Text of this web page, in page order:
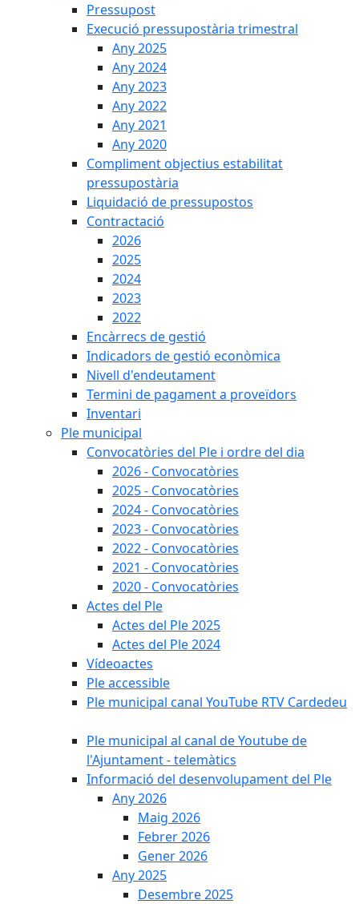
Pressupost
Execució pressupostària trimestral
Any 2025
Any 2024
Any 2023
Any 2022
Any 2021
Any 2020
Compliment objectius estabilitat
pressupostària
Liquidació de pressupostos
Contractació
2026
2025
2024
2023
2022
Encàrrecs de gestió
Indicadors de gestió econòmica
Nivell d'endeutament
Termini de pagament a proveïdors
Inventari
Ple municipal
Convocatòries del Ple i ordre del dia
2026 - Convocatòries
2025 - Convocatòries
2024 - Convocatòries
2023 - Convocatòries
2022 - Convocatòries
2021 - Convocatòries
2020 - Convocatòries
Actes del Ple
Actes del Ple 2025
Actes del Ple 2024
Vídeoactes
Ple accessible
Ple municipal canal YouTube RTV Cardedeu
Ple municipal al canal de Youtube de
l'Ajuntament - telemàtics
Informació del desenvolupament del Ple
Any 2026
Maig 2026
Febrer 2026
Gener 2026
Any 2025
Desembre 2025